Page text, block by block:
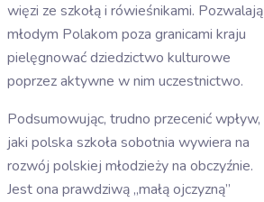
więzi ze szkołą i rówieśnikami. Pozwalają
młodym Polakom poza granicami kraju
pielęgnować dziedzictwo kulturowe
poprzez aktywne w nim uczestnictwo.
Podsumowując, trudno przecenić wpływ,
jaki polska szkoła sobotnia wywiera na
rozwój polskiej młodzieży na obczyźnie.
Jest ona prawdziwą „małą ojczyzną”